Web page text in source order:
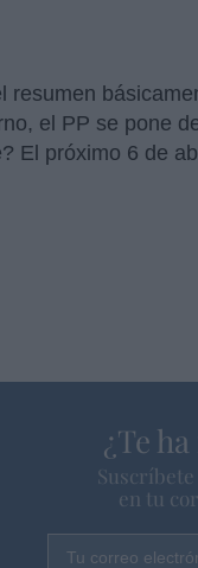
resumen
el PP se pone
El próximo 6 de
¿Te
en tu
Tu correo